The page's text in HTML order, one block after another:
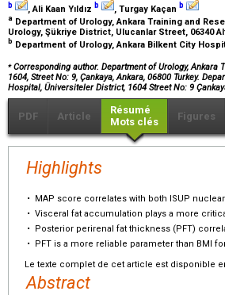
b , Ali Kaan Yıldız b , Turgay Kaçan b
a Department of Urology, Ankara Training and
Urology, Şükriye District, Ulucanlar Street, 06340
b Department of Urology, Ankara Bilkent City
⁎Corresponding author. Department of Urology,
1604, Street No: 9, Çankaya, Ankara, 06800 Turkey.
Hospital, Üniversiteler District, 1604 Street No: 9
PDF Article
Résumé
Mots clés
Figures
Highlights
•
MAP score correlates with both ISUP
• Visceral fat accumulation plays a more
•
Posterior perirenal fat thickness (PFT)
•
PFT is a more reliable parameter than BMI
Le texte complet de cet article est disponible
Abstract